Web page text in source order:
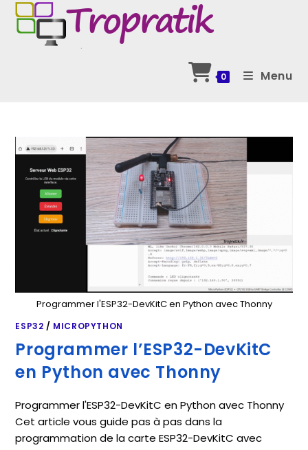
Skip
content
0 Menu
Programmer l'ESP32-DevKitC en Python avec Thonny
ESP32 / MICROPYTHON
Programmer l’ESP32-DevKitC
en Python avec Thonny
Programmer l'ESP32-DevKitC en Python avec Thonny
Cet article vous guide pas à pas dans la
programmation de la carte ESP32-DevKitC avec